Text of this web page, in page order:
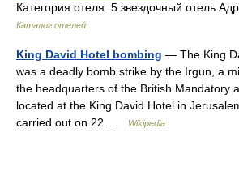
Категория отеля: 5 звездочный отель
Каталог отелей
King David Hotel bombing — The King
was a deadly bomb strike by the Irgun, a
the headquarters of the British Mandatory
located at the King David Hotel in
carried out on 22 …
Wikipedia